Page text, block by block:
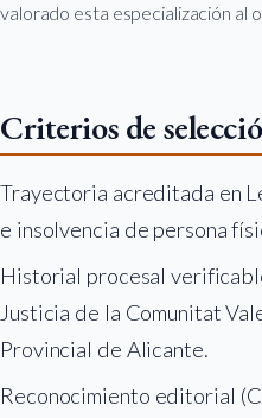
valorado esta especialización al
Criterios de
Trayectoria acreditada en
e insolvencia de persona
Historial procesal
Justicia de la Comunitat
Provincial de Alicante.
Reconocimiento editorial